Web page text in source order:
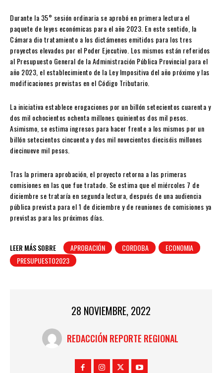
Durante la 35° sesión ordinaria se aprobó en primera lectura el
paquete de leyes económicas para el año 2023. En este sentido, la
Cámara dio tratamiento a los dictámenes emitidos para los tres
proyectos elevados por el Poder Ejecutivo. Los mismos están referidos
al Presupuesto General de la Administración Pública Provincial para el
año 2023, el establecimiento de la Ley Impositiva del año próximo y las
modificaciones previstas en el Código Tributario.
La iniciativa establece erogaciones por un billón setecientos cuarenta y
dos mil ochocientos ochenta millones quinientos dos mil pesos.
Asimismo, se estima ingresos para hacer frente a los mismos por un
billón setecientos cincuenta y dos mil novecientos dieciséis millones
diecinueve mil pesos.
Tras la primera aprobación, el proyecto retorna a las primeras
comisiones en las que fue tratado. Se estima que el miércoles 7 de
diciembre se trataría en segunda lectura, después de una audiencia
pública prevista para el 1 de diciembre y de reuniones de comisiones ya
previstas para los próximos días.
LEER MÁS SOBRE APROBACIÓN CORDOBA
ECONOMIA
PRESUPUESTO2023
28 NOVIEMBRE, 2022
REDACCIÓN REPORTE REGIONAL